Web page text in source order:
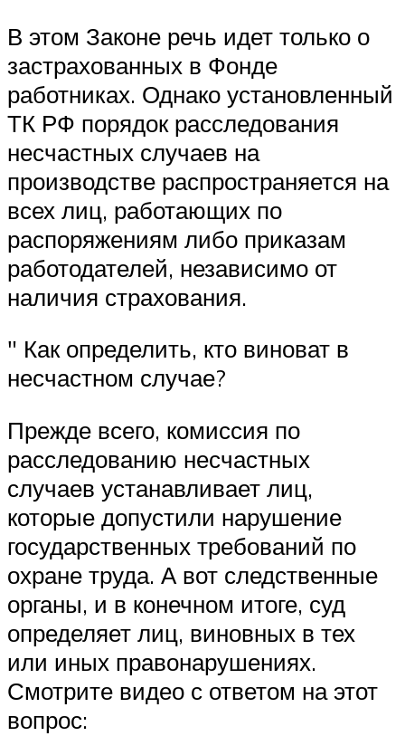
В этом Законе речь идет только о
застрахованных в Фонде
работниках. Однако установленный
ТК РФ порядок расследования
несчастных случаев на
производстве распространяется на
всех лиц, работающих по
распоряжениям либо приказам
работодателей, независимо от
наличия страхования.
″ Как определить, кто виноват в
несчастном случае?
Прежде всего, комиссия по
расследованию несчастных
случаев устанавливает лиц,
которые допустили нарушение
государственных требований по
охране труда. А вот следственные
органы, и в конечном итоге, суд
определяет лиц, виновных в тех
или иных правонарушениях.
Смотрите видео с ответом на этот
вопрос: